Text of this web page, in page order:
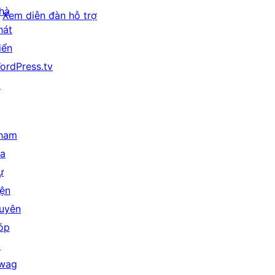
Xem diễn đàn hỗ trợ